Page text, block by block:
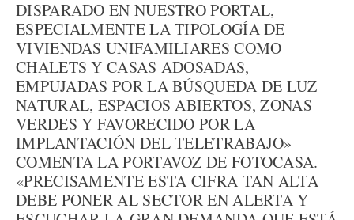
DISPARADO EN NUESTRO PORTAL,
ESPECIALMENTE LA TIPOLOGÍA DE
VIVIENDAS UNIFAMILIARES COMO
CHALETS Y CASAS ADOSADAS,
EMPUJADAS POR LA BÚSQUEDA DE LUZ
NATURAL, ESPACIOS ABIERTOS, ZONAS
VERDES Y FAVORECIDO POR LA
IMPLANTACIÓN DEL TELETRABAJO»
COMENTA LA PORTAVOZ DE FOTOCASA.
«PRECISAMENTE ESTA CIFRA TAN ALTA
DEBE PONER AL SECTOR EN ALERTA Y